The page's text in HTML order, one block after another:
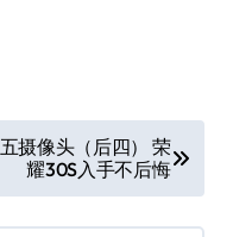
五摄像头（后四） 荣
耀30S入手不后悔